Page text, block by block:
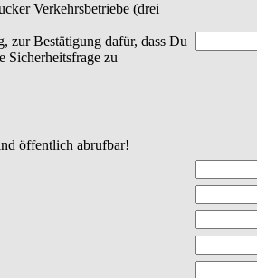
Verkehrsbetriebe (drei
zur Bestätigung dafür, dass Du
Sicherheitsfrage zu
öffentlich abrufbar!